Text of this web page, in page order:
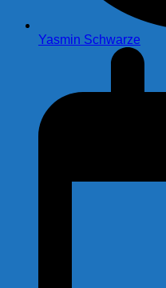
Yasmin Schwarze